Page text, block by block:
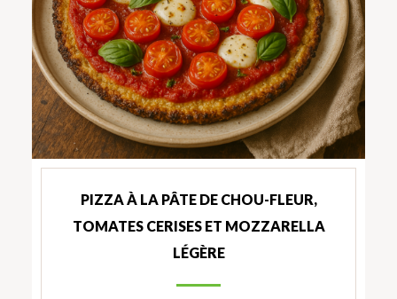
PIZZA À LA PÂTE DE CHOU-FLEUR,
TOMATES CERISES ET MOZZARELLA
LÉGÈRE